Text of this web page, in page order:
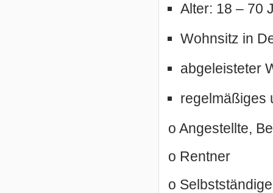
Alter: 18 – 70
Wohnsitz in
abgeleisteter
regelmäßiges
o Angestellte,
o Rentner
o